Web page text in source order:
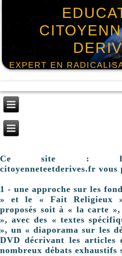
EXPERT EN
Ce site : https://
citoyenneteetderives.fr vous
1 - une approche sur les
» et le « Fait Religieux
proposés soit à « la carte
», avec des « textes
», un « diaporama sur les
DVD décrivant les articles
nombreux débats exhaustifs